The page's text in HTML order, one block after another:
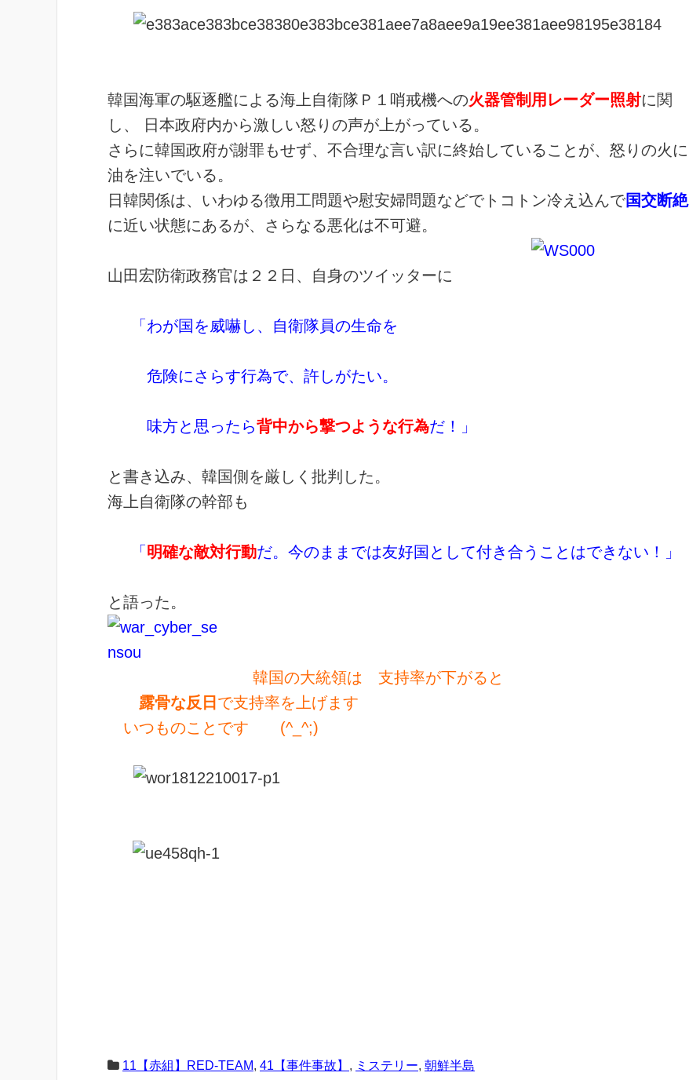
韓国海軍の駆逐艦による海上自衛隊Ｐ１哨戒機への火器管制用レーダー照射に関
し、 日本政府内から激しい怒りの声が上がっている。
さらに韓国政府が謝罪もせず、不合理な言い訳に終始していることが、怒りの火に
油を注いでいる。
日韓関係は、いわゆる徴用工問題や慰安婦問題などでトコトン冷え込んで国交断絶
に近い状態にあるが、さらなる悪化は不可避。
山田宏防衛政務官は２２日、自身のツイッターに
「わが国を威嚇し、自衛隊員の生命を
危険にさらす行為で、許しがたい。
味方と思ったら背中から撃つような行為だ！」
と書き込み、韓国側を厳しく批判した。
海上自衛隊の幹部も
「 明確な敵対行動だ。今のままでは友好国として付き合うことはできない！」
と語った。
韓国の大統領は 支持率が下がると
露骨な反日 で支持率を上げます
いつものことです (^_^;)
11【赤組】RED-TEAM, 41【事件事故】 , ミステリー, 朝鮮半島